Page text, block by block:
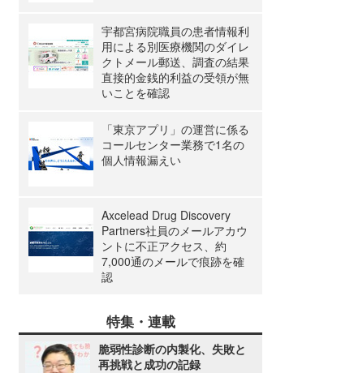
宇都宮病院職員の患者情報利
用による別医療機関のダイレ
クトメール郵送、調査の結果
直接的金銭的利益の受領が無
いことを確認
「東京アプリ」の運営に係る
コールセンター業務で1名の
個人情報漏えい
Axcelead Drug Discovery
Partners社員のメールアカウ
ントに不正アクセス、約
7,000通のメールで痕跡を確
認
特集・連載
脆弱性診断の内製化、失敗と
再挑戦と成功の記録